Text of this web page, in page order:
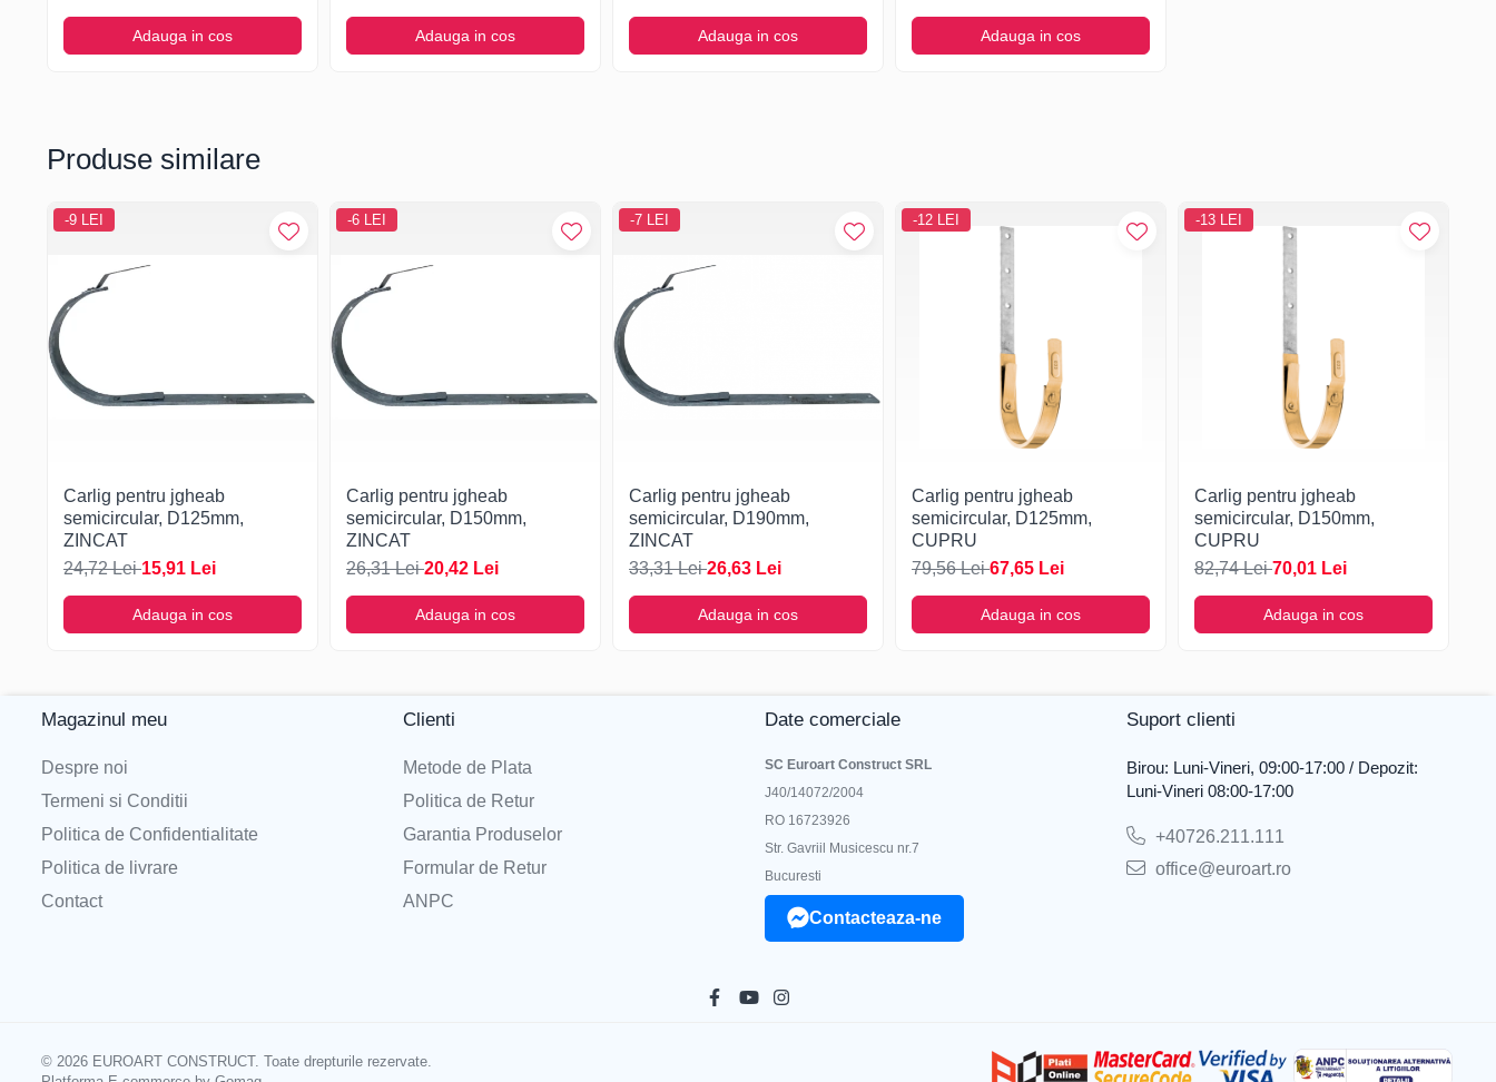
Adauga in cos Adauga in cos Adauga in cos Adauga in cos
Produse similare
-9 LEI
Carlig pentru jgheab
semicircular, D125mm,
ZINCAT
24,72 Lei15,91 Lei
Adauga in cos
-6 LEI
Carlig pentru jgheab
semicircular, D150mm,
ZINCAT
26,31 Lei20,42 Lei
Adauga in cos
-7 LEI
Carlig pentru jgheab
semicircular, D190mm,
ZINCAT
33,31 Lei26,63 Lei
Adauga in cos
-12 LEI
Carlig pentru jgheab
semicircular, D125mm,
CUPRU
79,56 Lei67,65 Lei
Adauga in cos
-13 LEI
Carlig pentru jgheab
semicircular, D150mm,
CUPRU
82,74 Lei70,01 Lei
Adauga in cos
Magazinul meu
Despre noi
Termeni si Conditii
Politica de Confidentialitate
Politica de livrare
Contact
Clienti
Metode de Plata
Politica de Retur
Garantia Produselor
Formular de Retur
ANPC
Date comerciale
SC Euroart Construct SRL
J40/14072/2004
RO 16723926
Str. Gavriil Musicescu nr.7
Bucuresti
Contacteaza-ne
Suport clienti
Birou: Luni-Vineri, 09:00-17:00 / Depozit:
Luni-Vineri 08:00-17:00
+40726.211.111
office@euroart.ro
© 2026 EUROART CONSTRUCT. Toate drepturile rezervate.